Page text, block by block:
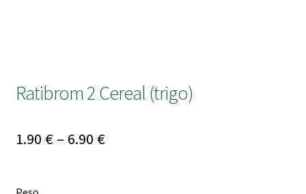
Ratibrom 2 Cereal (trigo)
1.90 € – 6.90 €Price